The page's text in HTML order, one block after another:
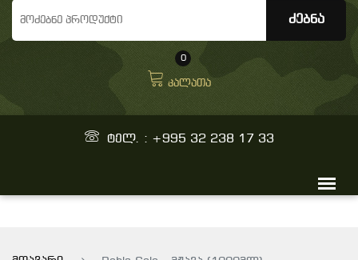
0
კალათა
ტელ. : +995 32 238 17 33